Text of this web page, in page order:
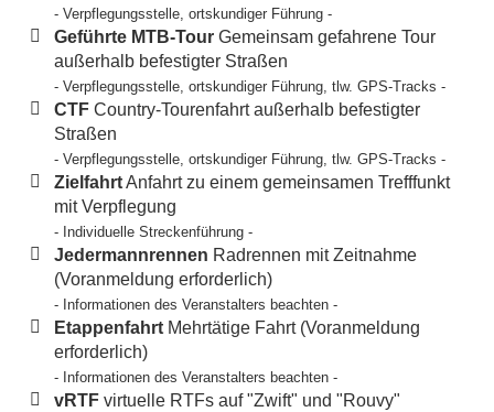
- Verpflegungsstelle, ortskundiger Führung -
Geführte MTB-Tour Gemeinsam gefahrene Tour
außerhalb befestigter Straßen
- Verpflegungsstelle, ortskundiger Führung, tlw. GPS-Tracks -
CTF Country-Tourenfahrt außerhalb befestigter
Straßen
- Verpflegungsstelle, ortskundiger Führung, tlw. GPS-Tracks -
ZielfahrtAnfahrt zu einem gemeinsamen Trefffunkt
mit Verpflegung
- Individuelle Streckenführung -
Jedermannrennen Radrennen mit Zeitnahme
(Voranmeldung erforderlich)
- Informationen des Veranstalters beachten -
Etappenfahrt Mehrtätige Fahrt (Voranmeldung
erforderlich)
- Informationen des Veranstalters beachten -
vRTF virtuelle RTFs auf "Zwift" und "Rouvy"